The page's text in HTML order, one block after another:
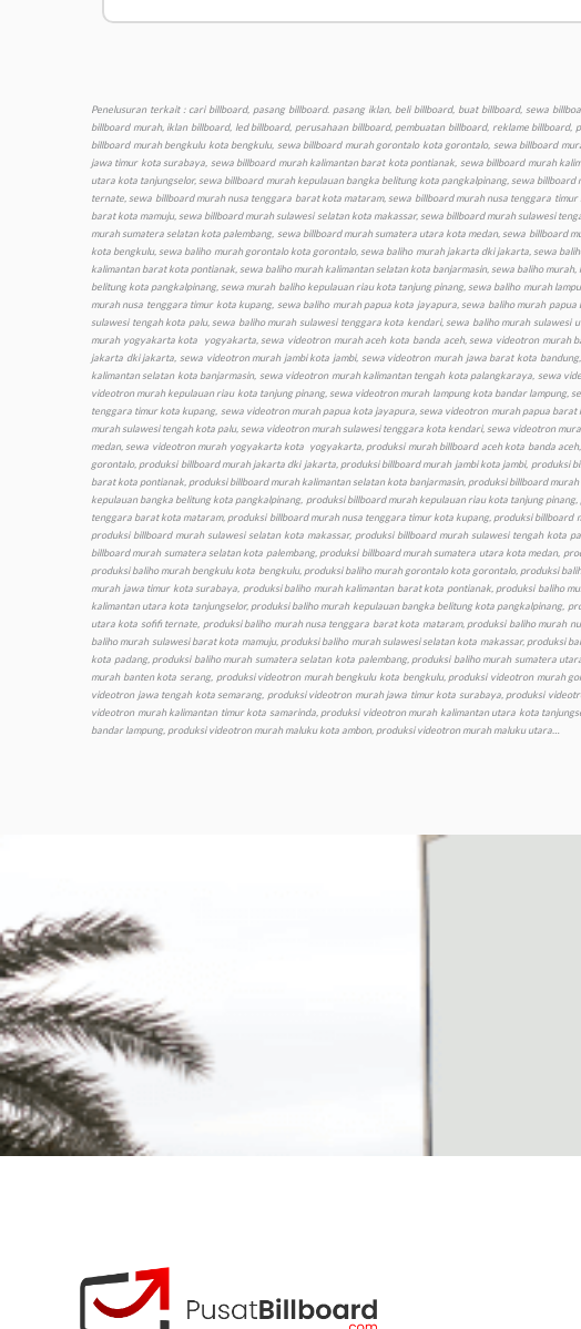
Penelusuran terkait : cari billboard, pasang billboard. pasang iklan, beli billboard, buat billboard, sewa billboard, harga billboard, sewa reklame, beli reklame, harga reklame, sewa iklan, iklan, biaya billboard, lokasi billboard, advertising billboard, cetak billboard, titik billboard, video billboard, billboard murah, iklan billboard, led billboard, perusahaan billboard, pembuatan billboard, reklame billboard, pajak billboard, tarif billboard, vendor billboard, sewa billboard murah aceh kota banda aceh, sewa billboard murah bali kota denpasar, sewa billboard murah banten kota serang, sewa billboard murah bengkulu kota bengkulu, sewa billboard murah gorontalo kota gorontalo, sewa billboard murah jakarta dki jakarta, sewa billboard murah jambi kota jambi, sewa billboard murah jawa barat kota bandung, sewa billboard murah jawa tengah kota semarang, sewa billboard murah jawa timur kota surabaya, sewa billboard murah kalimantan barat kota pontianak, sewa billboard murah kalimantan selatan kota banjarmasin, sewa billboard murah kalimantan tengah kota palangkaraya, sewa billboard murah kalimantan timur kota samarinda, sewa billboard murah kalimantan utara kota tanjungselor, sewa billboard murah kepulauan bangka belitung kota pangkalpinang, sewa billboard murah kepulauan riau kota tanjung pinang, sewa billboard murah lampung kota bandar lampung, sewa billboard murah maluku kota ambon, sewa billboard murah maluku utara kota sofifi ternate, sewa billboard murah nusa tenggara barat kota mataram, sewa billboard murah nusa tenggara timur kota kupang, sewa billboard murah papua kota jayapura, sewa billboard murah papua barat kota manokwari, sewa billboard murah riau kota pekanbaru, sewa billboard murah sulawesi barat kota mamuju, sewa billboard murah sulawesi selatan kota makassar, sewa billboard murah sulawesi tengah kota palu, sewa billboard murah sulawesi tenggara kota kendari, sewa billboard murah sulawesi utara kota manado, sewa billboard murah sumatera barat kota padang, sewa billboard murah sumatera selatan kota palembang, sewa billboard murah sumatera utara kota medan, sewa billboard murah yogyakarta kota yogyakarta, sewa baliho murah aceh kota banda aceh, sewa baliho murah bali kota denpasar, sewa baliho murah banten kota serang, sewa baliho murah bengkulu kota bengkulu, sewa baliho murah gorontalo kota gorontalo, sewa baliho murah jakarta dki jakarta, sewa baliho murah jambi kota jambi, sewa baliho murah jawa barat kota bandung, sewa baliho murah jawa tengah kota semarang, sewa baliho murah jawa timur kota surabaya, sewa baliho murah kalimantan barat kota pontianak, sewa baliho murah kalimantan selatan kota banjarmasin, sewa baliho murah, kalimantan tengah kota palangkaraya, sewa baliho murah kalimantan timur kota samarinda, sewa baliho murah kalimantan utara kota tanjungselor, sewa baliho murah kepulauan bangka belitung kota pangkalpinang, sewa murah baliho kepulauan riau kota tanjung pinang, sewa baliho murah lampung kota bandar lampung, sewa baliho murah maluku kota ambon, sewa baliho murah maluku utara kota sofifi ternate, sewa baliho murah nusa tenggara barat kota mataram, sewa baliho murah nusa tenggara timur kota kupang, sewa baliho murah papua kota jayapura, sewa baliho murah papua barat kota manokwari, sewa baliho murah riau kota pekanbaru, sewa baliho murah sulawesi barat kota mamuju, sewa baliho murah sulawesi selatan kota makassar, sewa baliho murah sulawesi tengah kota palu, sewa baliho murah sulawesi tenggara kota kendari, sewa baliho murah sulawesi utara kota manado, sewa baliho murah sumatera barat kota padang, sewa baliho murah sumatera selatan kota palembang, sewa